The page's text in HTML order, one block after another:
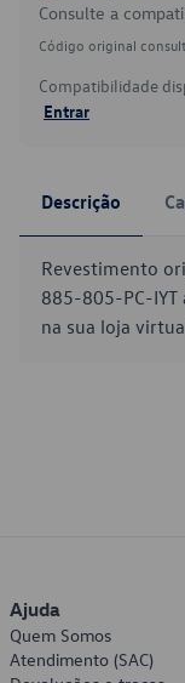
Consulte a
Código original
Compatibilidade
Entrar
Descrição
Revestimento
885-805-PC-IYT
na sua loja
Ajuda
Quem Somos
Atendimento (SAC)